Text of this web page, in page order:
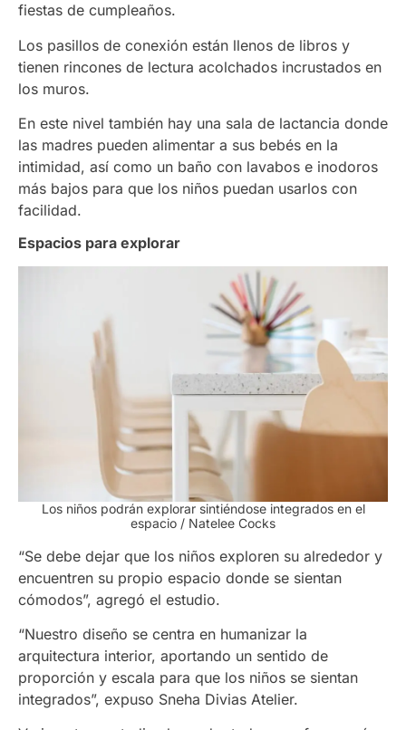
fiestas de cumpleaños.
Los pasillos de conexión están llenos de libros y
tienen rincones de lectura acolchados incrustados en
los muros.
En este nivel también hay una sala de lactancia donde
las madres pueden alimentar a sus bebés en la
intimidad, así como un baño con lavabos e inodoros
más bajos para que los niños puedan usarlos con
facilidad.
Espacios para explorar
Los niños podrán explorar sintiéndose integrados en el
espacio / Natelee Cocks
“Se debe dejar que los niños exploren su alrededor y
encuentren su propio espacio donde se sientan
cómodos”, agregó el estudio.
“Nuestro diseño se centra en humanizar la
arquitectura interior, aportando un sentido de
proporción y escala para que los niños se sientan
integrados”, expuso Sneha Divias Atelier.